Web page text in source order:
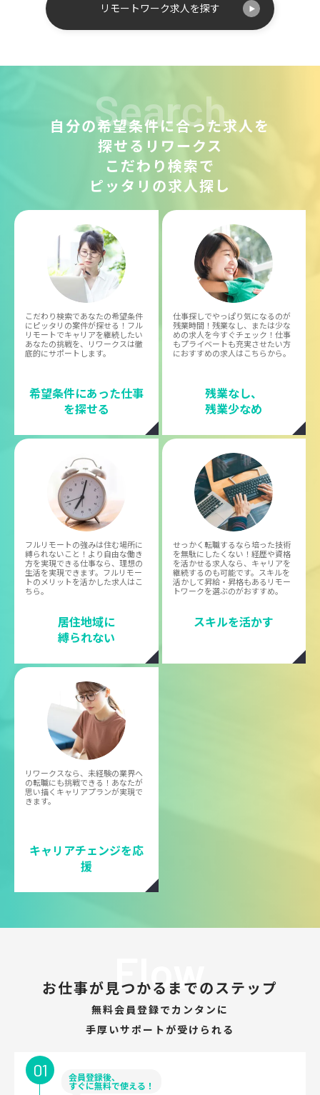
リモートワーク求人を探す
自分の希望条件に合った求人を
探せるリワークス
こだわり検索で
ピッタリの求人探し
Search
こだわり検索であなたの希望条件
にピッタリの案件が探せる！フル
リモートでキャリアを継続したい
あなたの挑戦を、リワークスは徹
底的にサポートします。
希望条件にあった仕事
を探せる
仕事探しでやっぱり気になるのが
残業時間！残業なし、または少な
めの求人を今すぐチェック！仕事
もプライベートも充実させたい方
におすすめの求人はこちらから。
残業なし、
残業少なめ
フルリモートの強みは住む場所に
縛られないこと！より自由な働き
方を実現できる仕事なら、理想の
生活を実現できます。フルリモー
トのメリットを活かした求人はこ
ちら。
居住地域に
縛られない
せっかく転職するなら培った技術
を無駄にしたくない！経歴や資格
を活かせる求人なら、キャリアを
継続するのも可能です。スキルを
活かして昇給・昇格もあるリモー
トワークを選ぶのがおすすめ。
スキルを活かす
リワークスなら、未経験の業界へ
の転職にも挑戦できる！あなたが
思い描くキャリアプランが実現で
きます。
キャリアチェンジを応
援
お仕事が見つかるまでのステップ
無料会員登録でカンタンに
手厚いサポートが受けられる
Flow
01 会員登録後、
すぐに無料で使える！